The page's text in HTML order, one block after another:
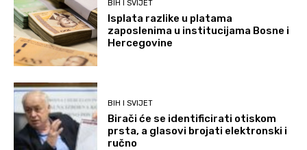
BIH I SVIJET
Isplata razlike u platama
zaposlenima u institucijama Bosne i
Hercegovine
BIH I SVIJET
Birači će se identificirati otiskom
prsta, a glasovi brojati elektronski i
ručno